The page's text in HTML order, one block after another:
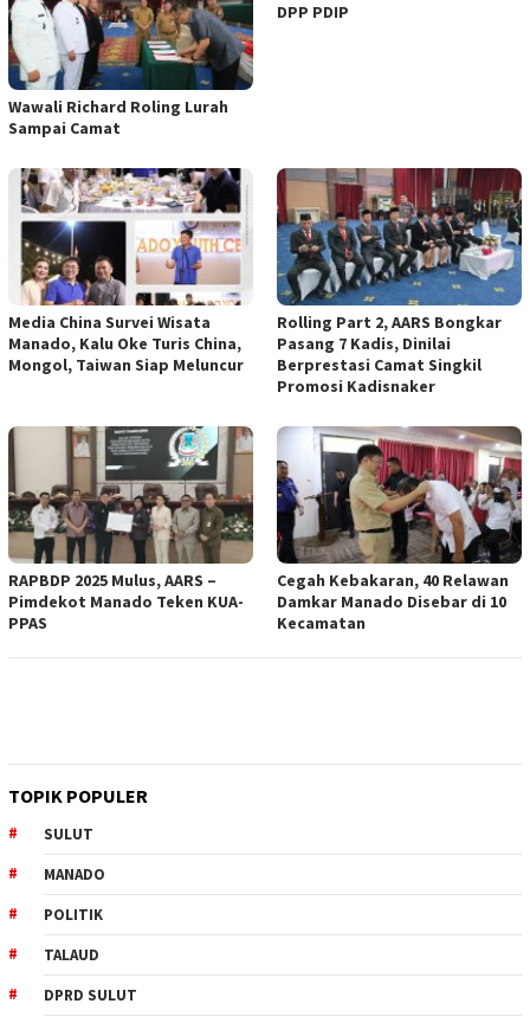
Wawali Richard Roling Lurah
Sampai Camat
DPP PDIP
Media China Survei Wisata
Manado, Kalu Oke Turis China,
Mongol, Taiwan Siap Meluncur
Rolling Part 2, AARS Bongkar
Pasang 7 Kadis, Dinilai
Berprestasi Camat Singkil
Promosi Kadisnaker
RAPBDP 2025 Mulus, AARS –
Pimdekot Manado Teken KUA-
PPAS
Cegah Kebakaran, 40 Relawan
Damkar Manado Disebar di 10
Kecamatan
TOPIK POPULER
SULUT
MANADO
POLITIK
TALAUD
DPRD SULUT